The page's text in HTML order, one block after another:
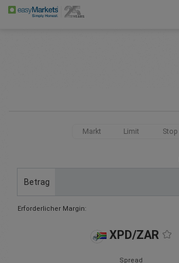
Markt Limit Stop
Betrag
Erforderlicher Margin:
XPD/ZAR
Spread